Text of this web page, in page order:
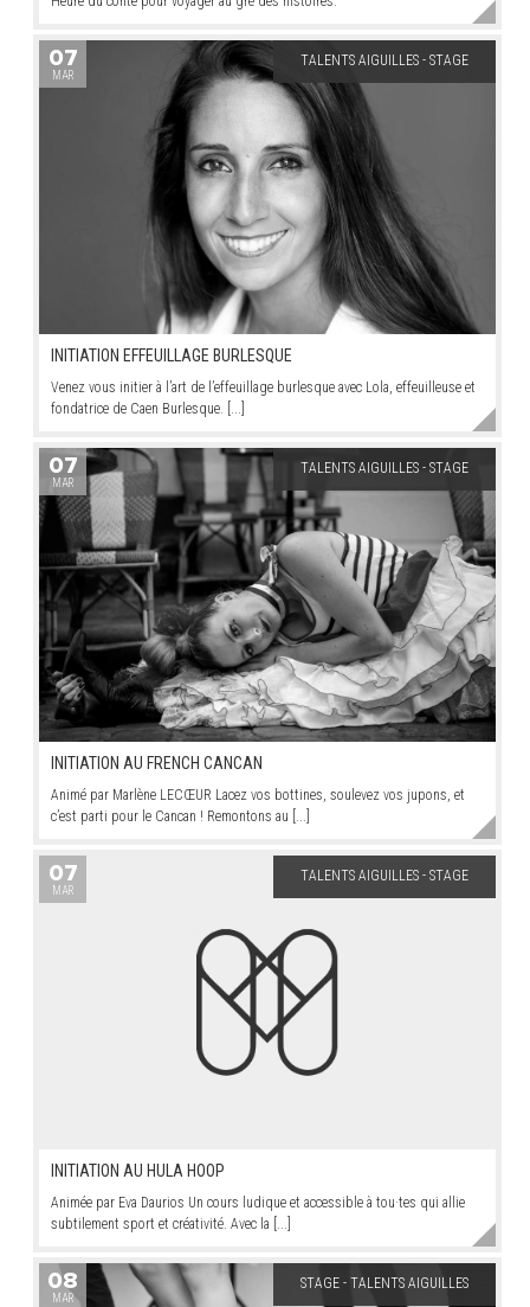
INITIATION EFFEUILLAGE BURLESQUE
Venez vous initier à l’art de l’effeuillage burlesque avec Lola, effeuilleuse et
fondatrice de Caen Burlesque. [...]
07
MAR
TALENTS AIGUILLES - STAGE
INITIATION AU FRENCH CANCAN
Animé par Marlène LECŒUR Lacez vos bottines, soulevez vos jupons, et
c’est parti pour le Cancan ! Remontons au [...]
07
MAR
TALENTS AIGUILLES - STAGE
INITIATION AU HULA HOOP
Animée par Eva Daurios Un cours ludique et accessible à tou·tes qui allie
subtilement sport et créativité. Avec la [...]
07
MAR
TALENTS AIGUILLES - STAGE
08
MAR
STAGE - TALENTS AIGUILLES